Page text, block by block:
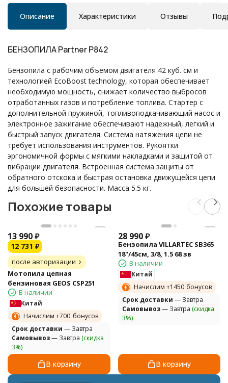
Описание Характеристики Отзывы
БЕНЗОПИЛА Partner P842
Бензопила с рабочим объемом двигателя 42 куб. см и
технологией EcoBoost technology, которая обеспечивает
необходимую мощность, снижает количество выбросов
отработанных газов и потребление топлива. Стартер с
дополнительной пружиной, топливоподкачивающий насос и
электронное зажигание обеспечивают надежный, легкий и
быстрый запуск двигателя. Система натяжения цепи не
требует использования инструментов. Рукоятки
эргономичной формы с мягкими накладками и защитой от
вибрации двигателя. Встроенная система защиты от
обратного отскока и быстрая остановка движущейся цепи
для большей безопасности. Масса 5.5 кг.
Похожие товары
13 990₽
12 731 ₽
после авторизации
Мотопила цепная
бензиновая GEOS CSP251
В наличии
Китай
Начислим +700 бонусов
Cрок доставки — Завтра
Самовывоз— Завтра (скидка
3%)
В корзину
28 990 ₽
Бензопила VILLARTEC SB365
18"/45см, 3/8, 1.5 68 зв
В наличии
Китай
Начислим +1450 бонусов
Cрок доставки — Завтра
Самовывоз— Завтра (скидка
3%)
В корзину